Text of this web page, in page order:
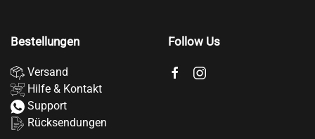
Bestellungen
Versand
Hilfe & Kontakt
Support
Rücksendungen
Follow Us